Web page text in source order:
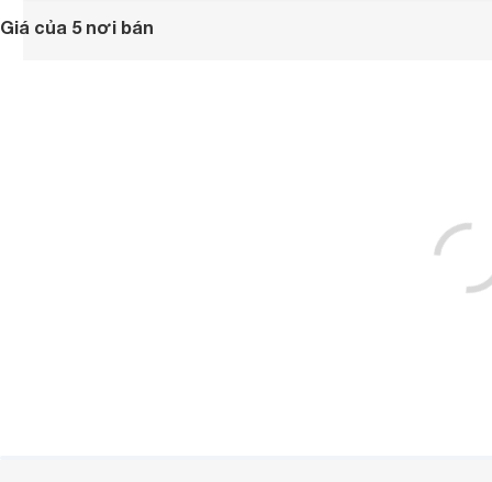
Giá của 5 nơi bán